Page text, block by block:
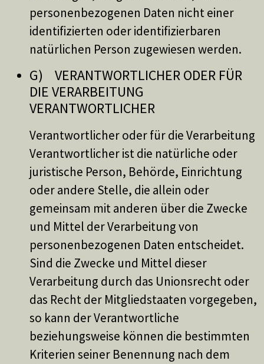
personenbezogenen Daten nicht einer
identifizierten oder identifizierbaren
natürlichen Person zugewiesen werden.
G) VERANTWORTLICHER ODER FÜR
DIE VERARBEITUNG
VERANTWORTLICHER
Verantwortlicher oder für die Verarbeitung
Verantwortlicher ist die natürliche oder
juristische Person, Behörde, Einrichtung
oder andere Stelle, die allein oder
gemeinsam mit anderen über die Zwecke
und Mittel der Verarbeitung von
personenbezogenen Daten entscheidet.
Sind die Zwecke und Mittel dieser
Verarbeitung durch das Unionsrecht oder
das Recht der Mitgliedstaaten vorgegeben,
so kann der Verantwortliche
beziehungsweise können die bestimmten
Kriterien seiner Benennung nach dem